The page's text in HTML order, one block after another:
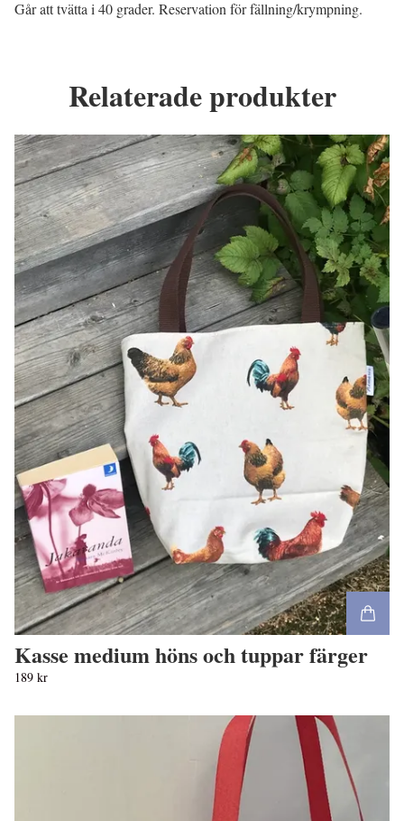
Går att tvätta i 40 grader. Reservation för fällning/krympning.
Relaterade produkter
Kasse medium höns och tuppar färger
189 kr